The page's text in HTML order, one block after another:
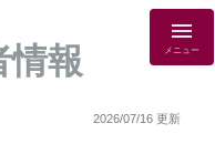
情報 メニュー
2026/07/16 更新